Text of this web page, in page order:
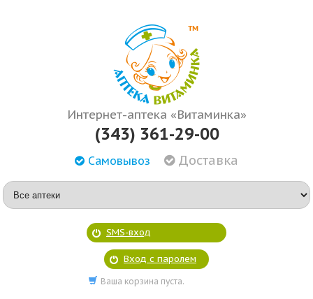
Интернет-аптека «Витаминка»
(343) 361-29-00
Самовывоз Доставка
SMS-вход
Вход с паролем
Ваша корзина пуста.